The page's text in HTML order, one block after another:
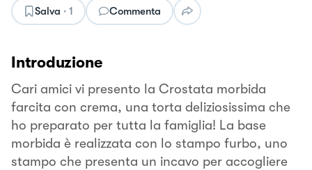
Salva · 1 Commenta
Introduzione
Cari amici vi presento la Crostata morbida
farcita con crema, una torta deliziosissima che
ho preparato per tutta la famiglia! La base
morbida è realizzata con lo stampo furbo, uno
stampo che presenta un incavo per accogliere